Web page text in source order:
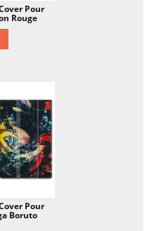
Pour
Rouge
Pour
Boruto